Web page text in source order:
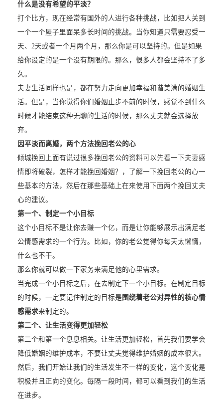
什么是没有希望的平淡？
打个比方，现在经常有国外的人进行各种挑战，比如把人关到
一个一个屋子里面呆多长时间的挑战。当你知道只需要忍受一
天、2天或者一个月两个月，那么你是可以坚持的。但是如果
给你设定的是一个没有期限的。那么，很多人都会坚持不了多
久。
夫妻生活同样也是，都在努力走向更加幸福和谐美满的婚姻生
活。但是，当你觉得你们婚姻止步不前的时候，感觉不到什么
时候才能结束这种无聊的生活的时候，那么丈夫就会选择放
弃。
因平淡而离婚，两个方法挽回老公的心
倾城挽回上面有说过很多挽回老公的资料可以先看一下夫妻感
情即将破裂，怎样才能挽回婚姻？ ，了解一下挽回老公的心一
些基本的方法，然后在那些基础上在来使用下面两个挽回丈夫
心的建议。
第一个、制定一个小目标
这个小目标不是让你去赚一个亿，而是让你能够展示出满足老
公情感需求的一个行为。比如，你的老公觉得你每天太懒惰，
什么也不干。
那么你就可以做一下家务来满足他的心里需求。
当完成一个小目标之后，在去制定下一个小目标。在制定目标
的时候，一定要记住制定的目标是 围绕着老公对异性的核心情
感需求来制定的。
第二个、让生活变得更加轻松
第二个和第一个息息相关。让生活更加轻松，首先我们要学会
降低婚姻的维护成本，不要让丈夫觉得维护婚姻的成本很大。
然后，我们开始让我们的生活发生不一样的变化，这个变化是
积极并且正向的变化。每隔一段时间，都可以看到我们的生活
在进步。